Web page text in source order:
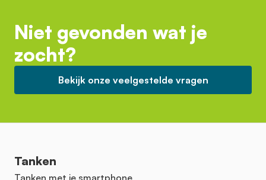
Niet gevonden wat je
zocht?
Bekijk onze veelgestelde vragen
Tanken